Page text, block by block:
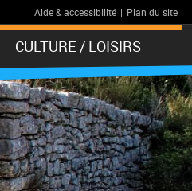
Aide & accessibilité | Plan du site
CULTURE / LOISIRS